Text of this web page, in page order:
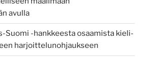
avulla
Suomi -hankkeesta osaamista kieli-
harjoittelunohjaukseen